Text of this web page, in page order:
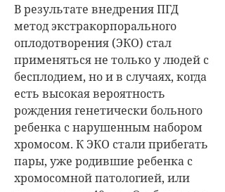
В результате внедрения ПГД
метод экстракорпорального
оплодотворения (ЭКО) стал
применяться не только у людей с
бесплодием, но и в случаях, когда
есть высокая вероятность
рождения генетически больного
ребенка с нарушенным набором
хромосом. К ЭКО стали прибегать
пары, уже родившие ребенка с
хромосомной патологией, или